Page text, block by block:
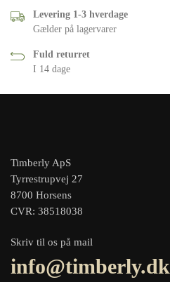
Levering 1-3 hverdage
Gælder på lagervarer
Fuld returret
I 14 dage
Timberly ApS
Tyrrestrupvej 27
8700 Horsens
CVR: 38518038
Skriv til os på mail
info@timberly.dk